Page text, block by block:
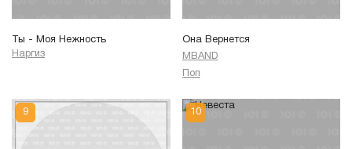
Ты - Моя Нежность
Наргиз
Она Вернется
MBAND
Поп